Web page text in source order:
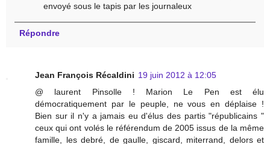
envoyé sous le tapis par les journaleux
Répondre
Jean François Récaldini 19 juin 2012 à 12:05
@ laurent Pinsolle ! Marion Le Pen est élu
démocratiquement par le peuple, ne vous en déplaise !
Bien sur il n'y a jamais eu d'élus des partis "républicains "
ceux qui ont volés le référendum de 2005 issus de la même
famille, les debré, de gaulle, giscard, miterrand, delors et